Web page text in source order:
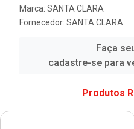
Marca: SANTA CLARA
Fornecedor: SANTA CLARA
Faça
cadastre-se para
Produtos